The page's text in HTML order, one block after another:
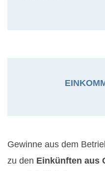
Gewinne aus dem
zu den Einkünften aus